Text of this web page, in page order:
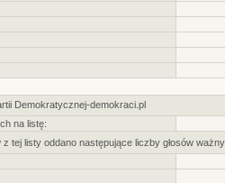
Demokratycznej-demokraci.pl
na listę:
tej listy oddano następujące liczby głosów